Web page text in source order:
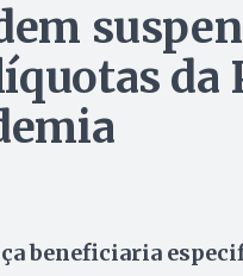
da
beneficiaria